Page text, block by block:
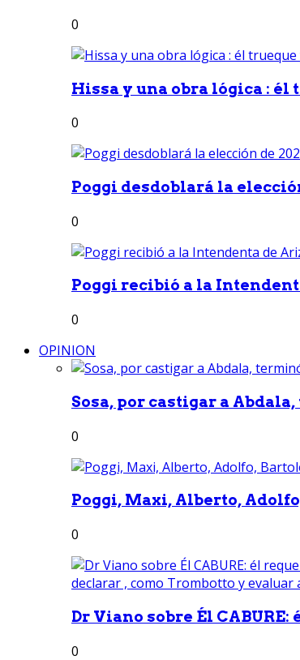
0
Hissa y una obra lógica :
0
Poggi desdoblará la
0
Poggi recibió a la
0
OPINION
Sosa, por castigar a
0
Poggi, Maxi, Alberto,
0
Dr Viano sobre Él
0